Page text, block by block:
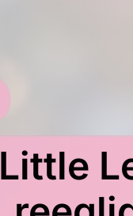
Little
Little